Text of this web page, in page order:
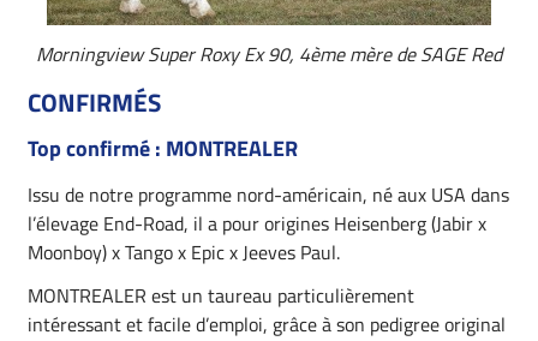
Morningview Super Roxy Ex 90, 4ème mère de SAGE Red
CONFIRMÉS
Top confirmé : MONTREALER
Issu de notre programme nord-américain, né aux USA dans
l’élevage End-Road, il a pour origines Heisenberg (Jabir x
Moonboy) x Tango x Epic x Jeeves Paul.
MONTREALER est un taureau particulièrement
intéressant et facile d’emploi, grâce à son pedigree original